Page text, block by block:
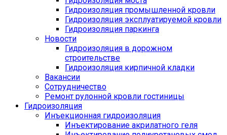
Гидроизоляция промышленной кровли
Гидроизоляция эксплуатируемой кровли
Гидроизоляция паркинга
Новости
Гидроизоляция в дорожном
строительстве
Гидроизоляция кирпичной кладки
Вакансии
Сотрудничество
Ремонт рулонной кровли гостиницы
Гидроизоляция
Инъекционная гидроизоляция
Инъектирование акрилатного геля